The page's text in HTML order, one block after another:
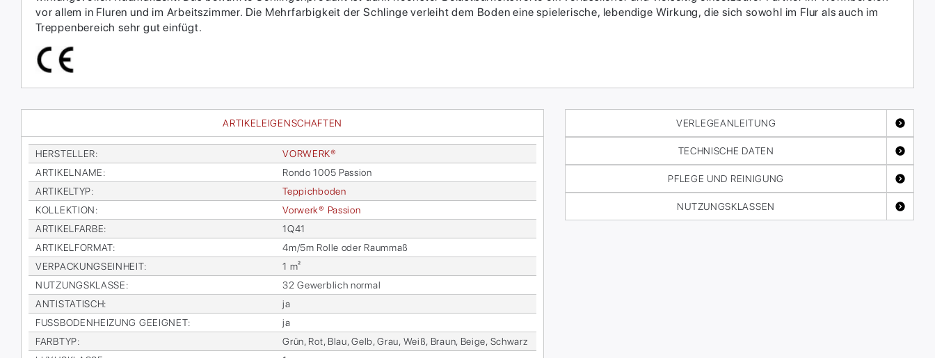
ARTIKELEIGENSCHAFTEN
HER­STEL­LER:
VOR­WER­K®
AR­TI­KEL­NA­ME:
Ron­do 1005 Pas­si­on
AR­TI­KEL­TYP:
Tep­pich­bo­den
KOL­LEK­TI­ON:
Vor­wer­k® Pas­si­on
AR­TI­KEL­FAR­BE:
1Q41
AR­TI­KEL­FOR­MAT:
4m/5m Rol­le oder Raum­maß
VER­PA­CKUNGS­EIN­HEIT:
1 m²
NUT­ZUNGS­KLAS­SE:
32 Ge­werb­lich nor­mal
AN­TI­STA­TISCH:
ja
FUSS­BO­DEN­HEI­ZUNG GE­EIG­NET:
ja
FARB­TYP:
Grün, Rot, Blau, Gelb, Grau, Weiß, Braun, Beige, Schwarz
vor allem in Fluren und im Arbeitszimmer. Die Mehrfarbigkeit der Schlinge verleiht dem Boden eine spielerische, lebendige Wirkung, die sich sowohl im Flur als auch im
Treppenbereich sehr gut einfügt.
VERLEGEANLEITUNG
TECHNISCHE DATEN
PFLEGE UND REINIGUNG
NUTZUNGSKLASSEN